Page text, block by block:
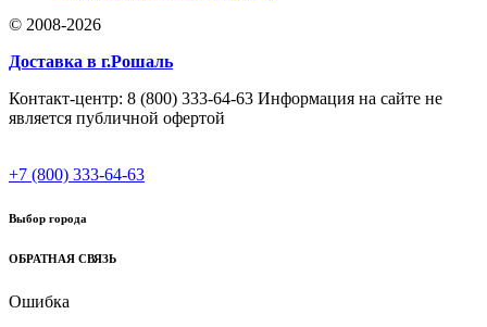
© 2008-2026
Доставка в г.Рошаль
Контакт-центр: 8 (800) 333-64-63 Информация на сайте не
является публичной офертой
+7 (800) 333-64-63
Выбор города
ОБРАТНАЯ СВЯЗЬ
Ошибка